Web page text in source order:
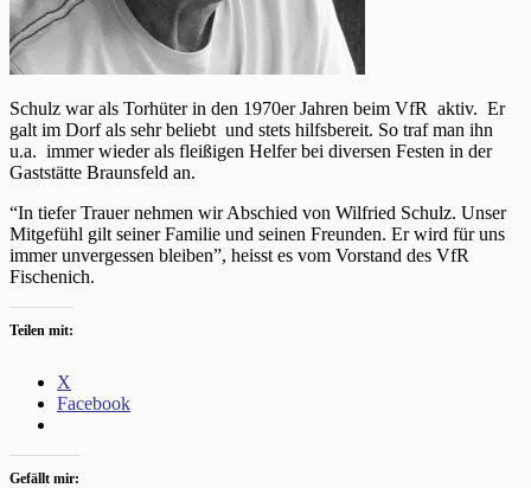
Schulz war als Torhüter in den 1970er Jahren beim VfR aktiv. Er
galt im Dorf als sehr beliebt und stets hilfsbereit. So traf man ihn
u.a. immer wieder als fleißigen Helfer bei diversen Festen in der
Gaststätte Braunsfeld an.
“In tiefer Trauer nehmen wir Abschied von Wilfried Schulz. Unser
Mitgefühl gilt seiner Familie und seinen Freunden. Er wird für uns
immer unvergessen bleiben”, heisst es vom Vorstand des VfR
Fischenich.
Teilen mit:
X
Facebook
Gefällt mir: